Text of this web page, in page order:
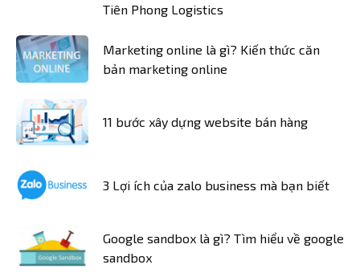
Tiên Phong Logistics
Marketing online là gì? Kiến thức căn
bản marketing online
11 bước xây dựng website bán hàng
3 Lợi ích của zalo business mà bạn biết
Google sandbox là gì? Tìm hiểu về google
sandbox